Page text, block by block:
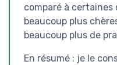
comparé à certaines
beaucoup plus
beaucoup plus de
En résumé : je le